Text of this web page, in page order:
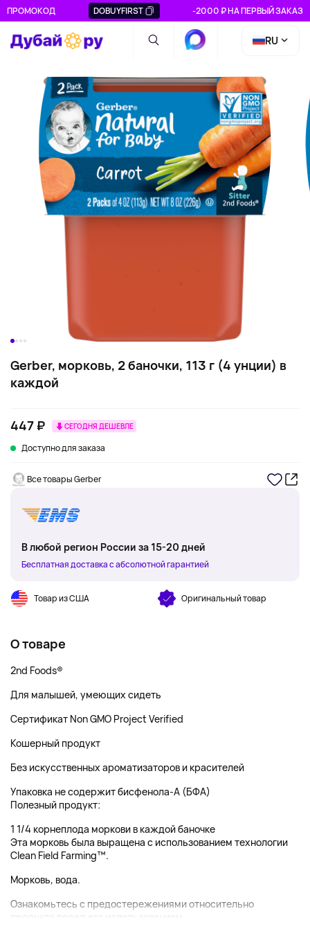
ПРОМОКОД DOBUYFIRST -2000 ₽ НА ПЕРВЫЙ ЗАКАЗ
RU
Gerber, морковь, 2 баночки, 113 г (4 унции) в
каждой
447 ₽ СЕГОДНЯ ДЕШЕВЛЕ
Доступно для заказа
Все товары Gerber
В любой регион России за 15-20 дней
Бесплатная доставка с абсолютной гарантией
Товар из США Оригинальный товар
О товаре
2nd Foods®
Для малышей, умеющих сидеть
Сертификат Non GMO Project Verified
Кошерный продукт
Без искусственных ароматизаторов и красителей
Упаковка не содержит бисфенола-А (БФА)
Полезный продукт:
1 1/4 корнеплода моркови в каждой баночке
Эта морковь была выращена с использованием технологии
Clean Field Farming™.
Морковь, вода.
Ознакомьтесь с предостережениями относительно
продукта перед его использованием. ...